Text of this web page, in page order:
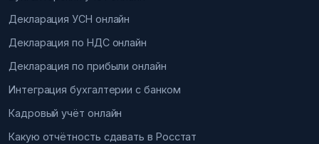
Декларация УСН онлайн
Декларация по НДС онлайн
Декларация по прибыли онлайн
Интеграция бухгалтерии с банком
Кадровый учёт онлайн
Какую отчётность сдавать в Росстат